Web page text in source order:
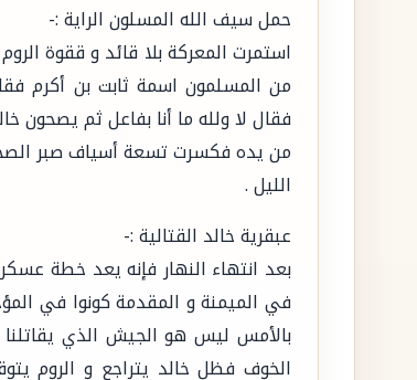
حمل سيف الله المسلون الراية :-
استمرت المعركة بلا قائد و ققوة
من المسلمون اسمة ثابت بن أكرم
فقال لا ولله ما أنا بفاعل ثم يصحون
من يده فكسرت تسعة أسياف صبر
الليل .
عبقرية خالد القتالية :-
بعد انتهاء النهار فإنه يعد خطة
في الميمنة و المقدمة كونوا في
بالأمس ليس هو الجيش الذي
الخوف فظل خالد يتراجع و الروم